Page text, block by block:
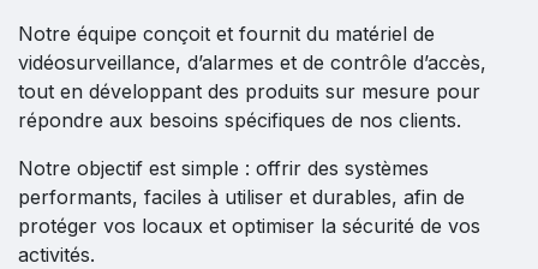
Notre équipe conçoit et fournit du matériel de
vidéosurveillance, d’alarmes et de contrôle d’accès,
tout en développant des produits sur mesure pour
répondre aux besoins spécifiques de nos clients.
Notre objectif est simple : offrir des systèmes
performants, faciles à utiliser et durables, afin de
protéger vos locaux et optimiser la sécurité de vos
activités.